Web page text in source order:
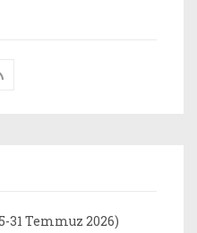
31 Temmuz 2026)